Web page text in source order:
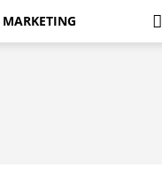
MARKETING